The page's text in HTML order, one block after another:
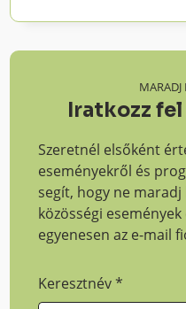
Iratkozz
Szeretnél elsőként
eseményekről és
segít, hogy ne
közösségi
egyenesen az e-mail
Keresztnév*